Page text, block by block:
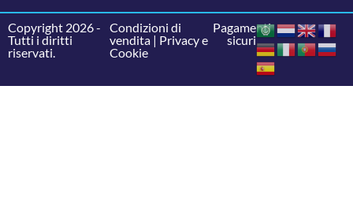
Copyright 2026 -
Tutti i diritti
riservati.
Condizioni di
vendita| Privacy e
Cookie
Pagamenti
sicuri